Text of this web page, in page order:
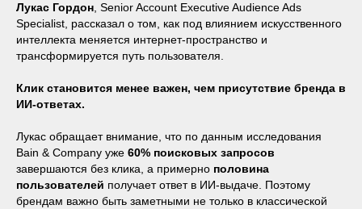
Лукас Гордон , Senior Account Executive Audience Ads
Specialist, рассказал о том, как под влиянием искусственного
интеллекта меняется интернет-пространство и
трансформируется путь пользователя.
Клик становится менее важен, чем присутствие бренда в
ИИ-ответах.
Лукас обращает внимание, что по данным исследования
Bain & Company уже 60% поисковых запросов
завершаются без клика, а примерно половина
пользователей получает ответ в ИИ-выдаче. Поэтому
брендам важно быть заметными не только в классической